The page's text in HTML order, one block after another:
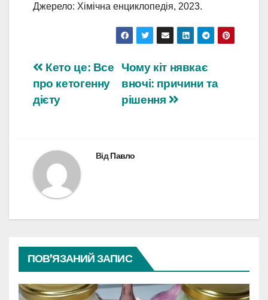
Джерело: Хімічна енциклопедія, 2023.
Навігація
записів
Чому кіт нявкає
вночі: причини та
рішення
Кето це: Все
про кетогенну
дієту
ВідПавло
ПОВ’ЯЗАНИЙ ЗАПИС